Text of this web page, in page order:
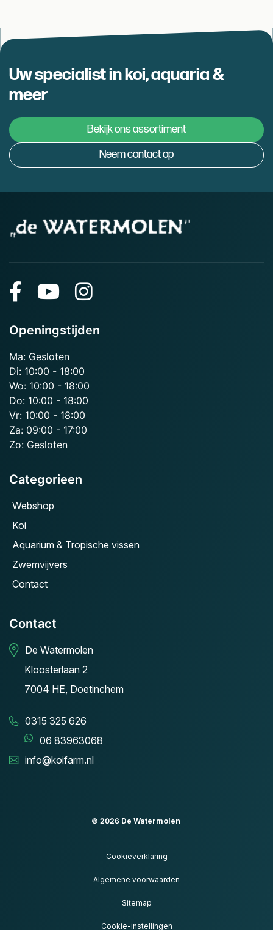
Uw specialist in koi, aquaria &
meer
Bekijk ons assortiment
Neem contact op
Openingstijden
Ma: Gesloten
Di: 10:00 - 18:00
Wo: 10:00 - 18:00
Do: 10:00 - 18:00
Vr: 10:00 - 18:00
Za: 09:00 - 17:00
Zo: Gesloten
Categorieen
Webshop
Koi
Aquarium & Tropische vissen
Zwemvijvers
Contact
Contact
De Watermolen
Kloosterlaan 2
7004 HE, Doetinchem
0315 325 626
06 83963068
info@koifarm.nl
© 2026 De Watermolen
Cookieverklaring
Algemene voorwaarden
Sitemap
Cookie-instellingen